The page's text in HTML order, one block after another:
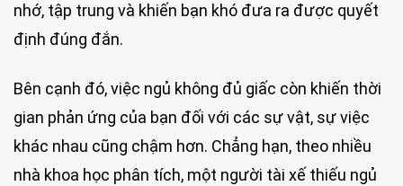
nhớ, tập trung và khiến bạn khó đưa ra được quyết
định đúng đắn.
Bên cạnh đó, việc ngủ không đủ giấc còn khiến thời
gian phản ứng của bạn đối với các sự vật, sự việc
khác nhau cũng chậm hơn. Chẳng hạn, theo nhiều
nhà khoa học phân tích, một người tài xế thiếu ngủ